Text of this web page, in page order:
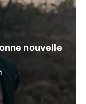
nouvelle